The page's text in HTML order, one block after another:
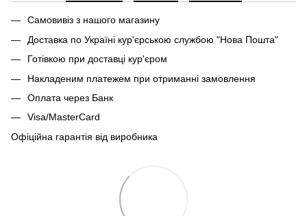
Самовивіз з нашого магазину
Доставка по Україні кур'єрською службою "Нова Пошта"
Готівкою при доставці кур'єром
Накладеним платежем при отриманні замовлення
Оплата через Банк
Visa/MasterCard
Офіційна гарантія від виробника